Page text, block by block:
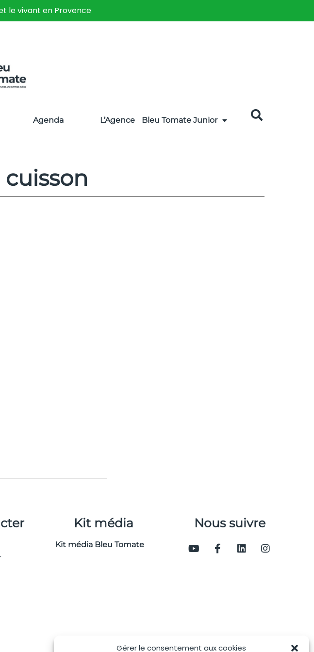
Gérer le consentement aux cookies
le vivant en Provence
Agenda L’Agence Bleu Tomate Junior
Kit média
Kit média Bleu Tomate
Nous suivre